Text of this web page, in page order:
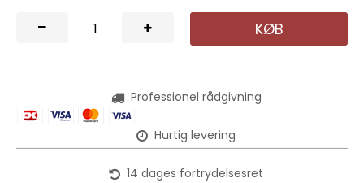
KØB
Professionel rådgivning
Hurtig levering
14 dages fortrydelsesret